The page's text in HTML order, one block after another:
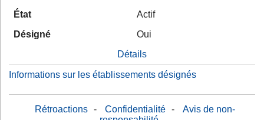
État
Actif
Désigné
Oui
Détails
Informations sur les établissements désignés
Rétroactions - Confidentialité -
Avis de non-